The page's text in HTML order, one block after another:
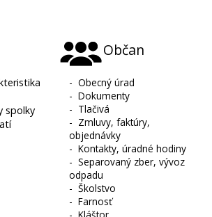
spolky
Občan
-Obecný úrad
-Dokumenty
- Tlačivá
- Zmluvy, faktúry,
objednávky
-Kontakty, úradné hodiny
-Separovaný zber, vývoz
odpadu
-Školstvo
-Farnosť